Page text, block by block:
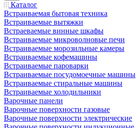
Каталог
Встраиваемая бытовая техника
Встраиваемые вытяжки
Встраеваемые винные шкафы
Встраиваемые микроволновые печи
Встраиваемые морозильные камеры
Встраиваемые кофемашины
Встраиваемые пароварки
Встраиваемые посудомоечные машины
Встраиваемые стиральные машины
Встраиваемые холодильники
Варочные панели
Варочные поверхности газовые
Варочные поверхности электрические